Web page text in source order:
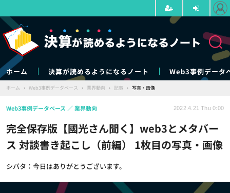
ホーム 決算が読めるようになるノート Web3事例データ
ホーム › Web3事例データベース › 業界動向 › 記事 › 写真・画像
完全保存版【國光さん聞く】web3とメタバー
ス 対談書き起こし（前編） 1枚目の写真・画像
シバタ：今日はありがとうございます。
Web3事例データベース 業界動向 2022.4.21 Thu 0:00